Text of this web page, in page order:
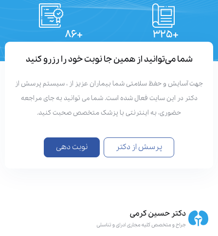
شما می‌توانید از همین جا نوبت خود را رزرو کنید
آسایش و حفظ سلامتی شما بیماران عزیز از ، سیستم پرسش از
دکتر در این سایت فعال شده است. شما می توانید به جای مراجعه
حضوری، به اینترنتی با پزشک متخصص صحبت کنید.
پرسش از دکتر نوبت دهی